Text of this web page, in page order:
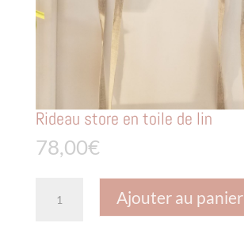
Rideau store en toile de lin
78,00€
Ajouter au panier